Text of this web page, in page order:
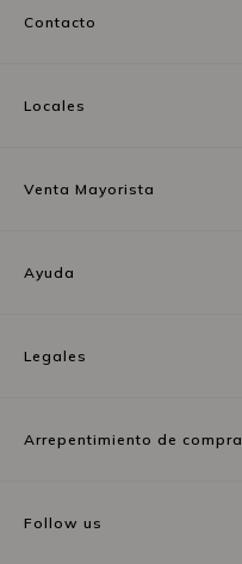
Contacto
Locales
Venta Mayorista
Ayuda
Legales
Arrepentimiento de compra
Follow us